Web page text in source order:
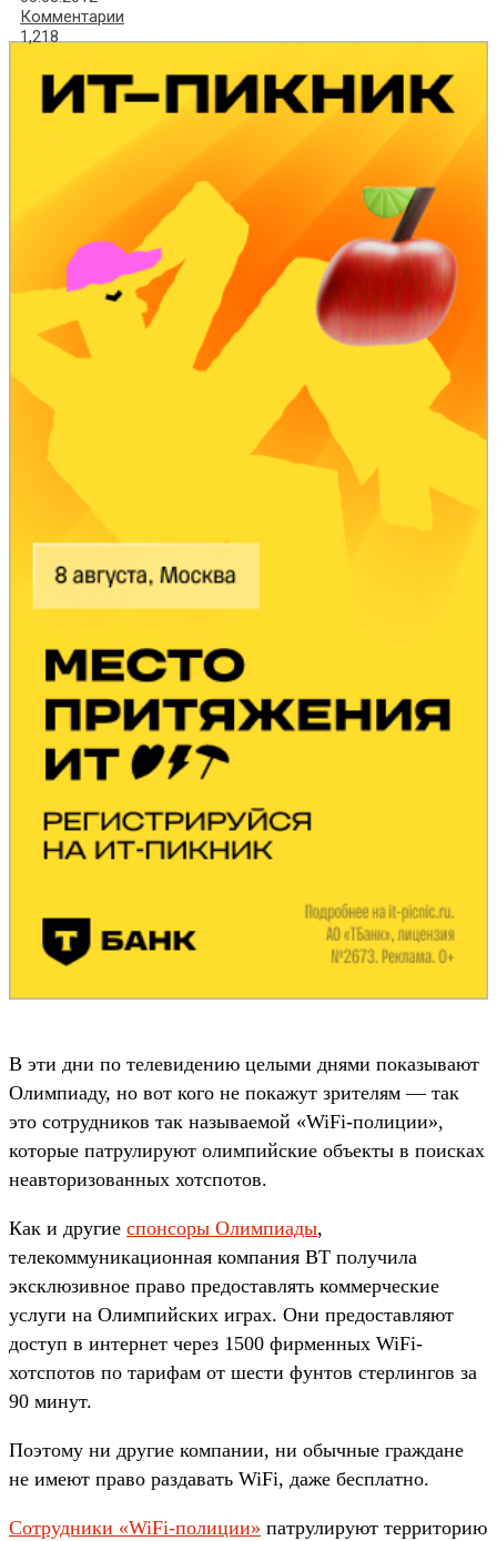
Комментарии
1,218
В эти дни по телевидению целыми днями показывают
Олимпиаду, но вот кого не покажут зрителям — так
это сотрудников так называемой «WiFi-полиции»,
которые патрулируют олимпийские объекты в поисках
неавторизованных хотспотов.
Как и другие спонсоры Олимпиады,
телекоммуникационная компания BT получила
эксклюзивное право предоставлять коммерческие
услуги на Олимпийских играх. Они предоставляют
доступ в интернет через 1500 фирменных WiFi-
хотспотов по тарифам от шести фунтов стерлингов за
90 минут.
Поэтому ни другие компании, ни обычные граждане
не имеют право раздавать WiFi, даже бесплатно.
Сотрудники «WiFi-полиции» патрулируют территорию